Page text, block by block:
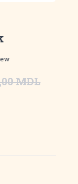
MDL